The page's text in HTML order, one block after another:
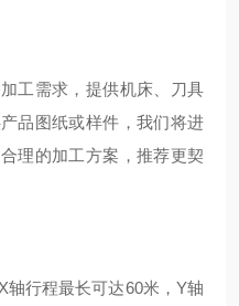
工需求，提供机床、刀具
品图纸或样件，我们将进
理的加工方案，推荐更契
行程最长可达60米，Y轴